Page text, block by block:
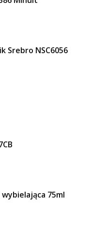
Srebro NSC6056
wybielająca 75ml